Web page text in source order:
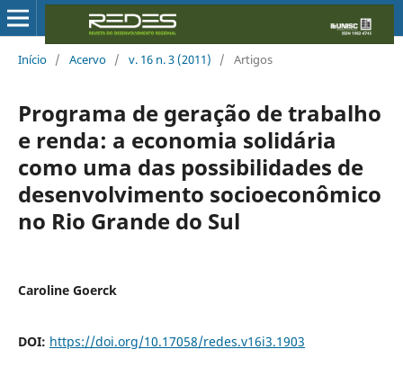
Início / Acervo / v. 16 n. 3 (2011) / Artigos
Programa de geração de trabalho
e renda: a economia solidária
como uma das possibilidades de
desenvolvimento socioeconômico
no Rio Grande do Sul
Caroline Goerck
DOI: https://doi.org/10.17058/redes.v16i3.1903